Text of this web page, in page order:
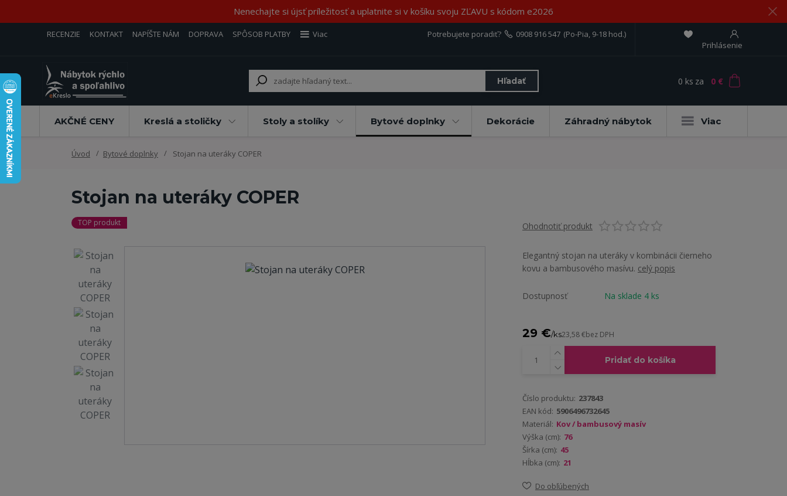
Nenechajte si újsť príležitosť a uplatnite si v košíku svoju ZĽAVU s kódom e2026
RECENZIE KONTAKT NAPÍŠTE NÁM DOPRAVA SPÔSOB PLATBY
Viac
Prihlásenie
Hľadať
Potrebujete poradiť? 0908 916 547 (Po-Pia, 9-18 hod.)
0 ks za 0 €
AKČNÉ CENY Kreslá a stoličky Stoly a stolíky Bytové doplnky Dekorácie Záhradný nábytok Viac
Úvod Bytové doplnky Stojan na uteráky COPER
Stojan na uteráky COPER
TOP produkt Ohodnotiť produkt
Elegantný stojan na uteráky v kombinácii čierneho
kovu a bambusového masívu. celý popis
Dostupnosť Na sklade 4 ks
29 €/ks23,58 €bez DPH
Pridať do košíka
Číslo produktu: 237843
EAN kód: 5906496732645
Materiál: Kov / bambusový masív
Výška (cm): 76
Šírka (cm): 45
Hĺbka (cm): 21
Do obľúbených